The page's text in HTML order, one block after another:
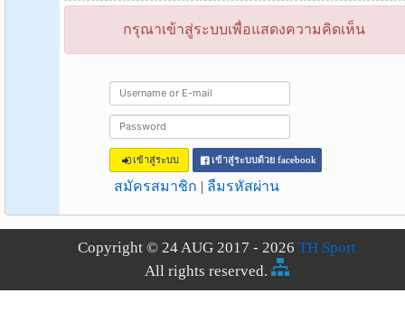
กรุณาเข้าสู่ระบบเพื่อแสดงความคิดเห็น
เข้าสู่ระบบ เข้าสู่ระบบด้วย facebook
สมัครสมาชิก | ลืมรหัสผ่าน
Copyright © 24 AUG 2017 - 2026 TH Sport
All rights reserved.